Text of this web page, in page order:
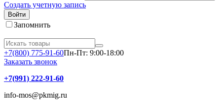
Создать учетную запись
Войти
Запомнить
+7(800) 775-91-60Пн-Пт: 9:00-18:00
Заказать звонок
+7(991) 222-91-60
info-mos@pkmig.ru